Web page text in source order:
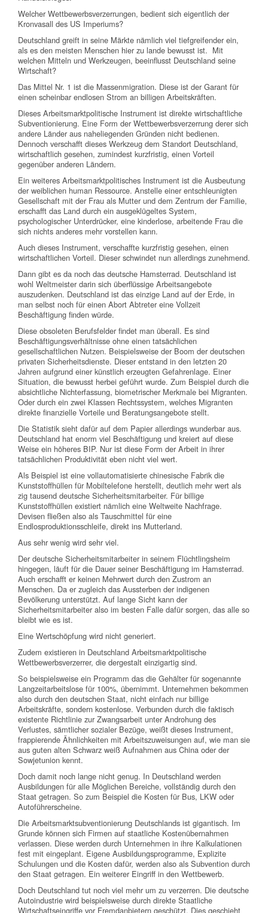
Welcher Wettbewerbsverzerrungen, bedient sich eigentlich der
Kronvasall des US Imperiums?
Deutschland greift in seine Märkte nämlich viel tiefgreifender ein,
als es den meisten Menschen hier zu lande bewusst ist. Mit
welchen Mitteln und Werkzeugen, beeinflusst Deutschland seine
Wirtschaft?
Das Mittel Nr. 1 ist die Massenmigration. Diese ist der Garant für
einen scheinbar endlosen Strom an billigen Arbeitskräften.
Dieses Arbeitsmarktpolitische Instrument ist direkte wirtschaftliche
Subventionierung. Eine Form der Wettbewerbsverzerrung derer sich
andere Länder aus naheliegenden Gründen nicht bedienen.
Dennoch verschafft dieses Werkzeug dem Standort Deutschland,
wirtschaftlich gesehen, zumindest kurzfristig, einen Vorteil
gegenüber anderen Ländern.
Ein weiteres Arbeitsmarktpolitisches Instrument ist die Ausbeutung
der weiblichen human Ressource. Anstelle einer entschleunigten
Gesellschaft mit der Frau als Mutter und dem Zentrum der Familie,
erschafft das Land durch ein ausgeklügeltes System,
psychologischer Unterdrücker, eine kinderlose, arbeitende Frau die
sich nichts anderes mehr vorstellen kann.
Auch dieses Instrument, verschaffte kurzfristig gesehen, einen
wirtschaftlichen Vorteil. Dieser schwindet nun allerdings zunehmend.
Dann gibt es da noch das deutsche Hamsterrad. Deutschland ist
wohl Weltmeister darin sich überflüssige Arbeitsangebote
auszudenken. Deutschland ist das einzige Land auf der Erde, in
man selbst noch für einen Abort Abtreter eine Vollzeit
Beschäftigung finden würde.
Diese obsoleten Berufsfelder findet man überall. Es sind
Beschäftigungsverhältnisse ohne einen tatsächlichen
gesellschaftlichen Nutzen. Beispielsweise der Boom der deutschen
privaten Sicherheitsdienste. Dieser entstand in den letzten 20
Jahren aufgrund einer künstlich erzeugten Gefahrenlage. Einer
Situation, die bewusst herbei geführt wurde. Zum Beispiel durch die
absichtliche Nichterfassung, biometrischer Merkmale bei Migranten.
Oder durch ein zwei Klassen Rechtssystem, welches Migranten
direkte finanzielle Vorteile und Beratungsangebote stellt.
Die Statistik sieht dafür auf dem Papier allerdings wunderbar aus.
Deutschland hat enorm viel Beschäftigung und kreiert auf diese
Weise ein höheres BIP. Nur ist diese Form der Arbeit in ihrer
tatsächlichen Produktivität eben nicht viel wert.
Als Beispiel ist eine vollautomatisierte chinesische Fabrik die
Kunststoffhüllen für Mobiltelefone herstellt, deutlich mehr wert als
zig tausend deutsche Sicherheitsmitarbeiter. Für billige
Kunststoffhüllen existiert nämlich eine Weltweite Nachfrage.
Devisen fließen also als Tauschmittel für eine
Endlosproduktionsschleife, direkt ins Mutterland.
Aus sehr wenig wird sehr viel.
Der deutsche Sicherheitsmitarbeiter in seinem Flüchtlingsheim
hingegen, läuft für die Dauer seiner Beschäftigung im Hamsterrad.
Auch erschafft er keinen Mehrwert durch den Zustrom an
Menschen. Da er zugleich das Aussterben der indigenen
Bevölkerung unterstützt. Auf lange Sicht kann der
Sicherheitsmitarbeiter also im besten Falle dafür sorgen, das alle so
bleibt wie es ist.
Eine Wertschöpfung wird nicht generiert.
Zudem existieren in Deutschland Arbeitsmarktpolitische
Wettbewerbsverzerrer, die dergestalt einzigartig sind.
So beispielsweise ein Programm das die Gehälter für sogenannte
Langzeitarbeitslose für 100%, übernimmt. Unternehmen bekommen
also durch den deutschen Staat, nicht einfach nur billige
Arbeitskräfte, sondern kostenlose. Verbunden durch die faktisch
existente Richtlinie zur Zwangsarbeit unter Androhung des
Verlustes, sämtlicher sozialer Bezüge, weißt dieses Instrument,
frappierende Ähnlichkeiten mit Arbeitszuweisungen auf, wie man sie
aus guten alten Schwarz weiß Aufnahmen aus China oder der
Sowjetunion kennt.
Doch damit noch lange nicht genug. In Deutschland werden
Ausbildungen für alle Möglichen Bereiche, vollständig durch den
Staat getragen. So zum Beispiel die Kosten für Bus, LKW oder
Autoführerscheine.
Die Arbeitsmarktsubventionierung Deutschlands ist gigantisch. Im
Grunde können sich Firmen auf staatliche Kostenübernahmen
verlassen. Diese werden durch Unternehmen in ihre Kalkulationen
fest mit eingeplant. Eigene Ausbildungsprogramme, Explizite
Schulungen und die Kosten dafür, werden also als Subvention durch
den Staat getragen. Ein weiterer Eingriff in den Wettbewerb.
Doch Deutschland tut noch viel mehr um zu verzerren. Die deutsche
Autoindustrie wird beispielsweise durch direkte Staatliche
Wirtschaftseingriffe vor Fremdanbietern geschützt. Dies geschieht